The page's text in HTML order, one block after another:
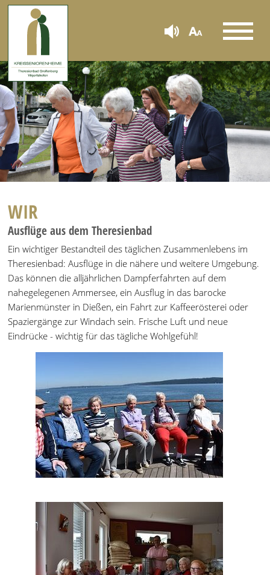
WIR
Ausflüge aus dem Theresienbad
Ein wichtiger Bestandteil des täglichen Zusammenlebens im
Theresienbad: Ausflüge in die nähere und weitere Umgebung.
Das können die alljährlichen Dampferfahrten auf dem
nahegelegenen Ammersee, ein Ausflug in das barocke
Marienmünster in Dießen, ein Fahrt zur Kaffeerösterei oder
Spaziergänge zur Windach sein. Frische Luft und neue
Eindrücke - wichtig für das tägliche Wohlgefühl!